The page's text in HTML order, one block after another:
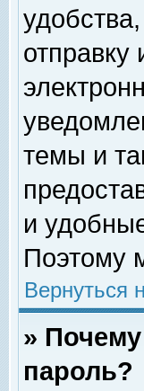
темы и
и
Поэтому
Вернуться
»
пароль?